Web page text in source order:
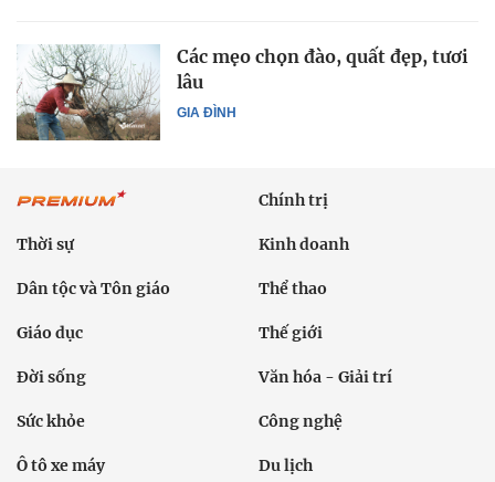
GIA ĐÌNH
Các mẹo chọn đào, quất đẹp, tươi
lâu
Chính trị
Thời sự Kinh doanh
Dân tộc và Tôn giáo Thể thao
Giáo dục Thế giới
Đời sống Văn hóa - Giải trí
Sức khỏe Công nghệ
Ô tô xe máy Du lịch